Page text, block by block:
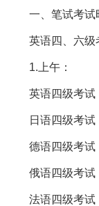
一、笔试考试
英语四、六级
1.上午：
英语四级考试
日语四级考
德语四级考试
俄语四级考试
法语四级考试